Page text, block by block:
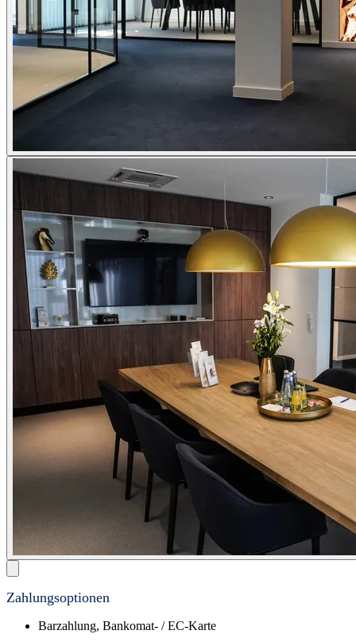
Zahlungsoptionen
Barzahlung, Bankomat- / EC-Karte